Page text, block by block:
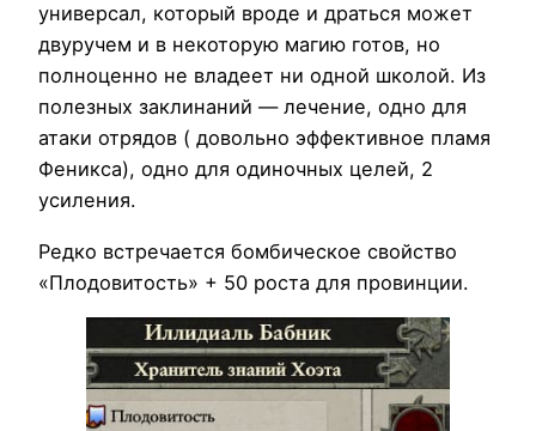
универсал, который вроде и драться может
двуручем и в некоторую магию готов, но
полноценно не владеет ни одной школой. Из
полезных заклинаний — лечение, одно для
атаки отрядов ( довольно эффективное пламя
Феникса), одно для одиночных целей, 2
усиления.
Редко встречается бомбическое свойство
«Плодовитость» + 50 роста для провинции.